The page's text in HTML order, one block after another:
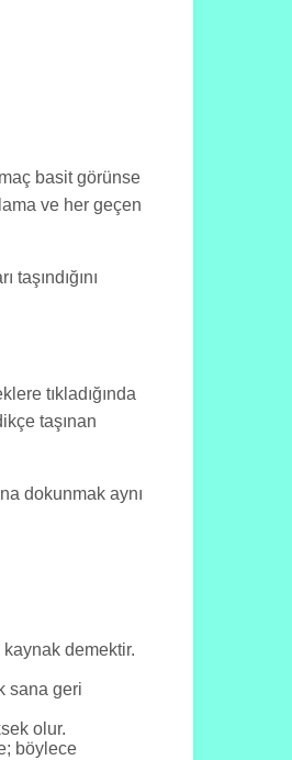
basit görünse
ve her geçen
tıkladığında
taşınan
dokunmak aynı
kaynak demektir.
sana geri
olur.
böylece